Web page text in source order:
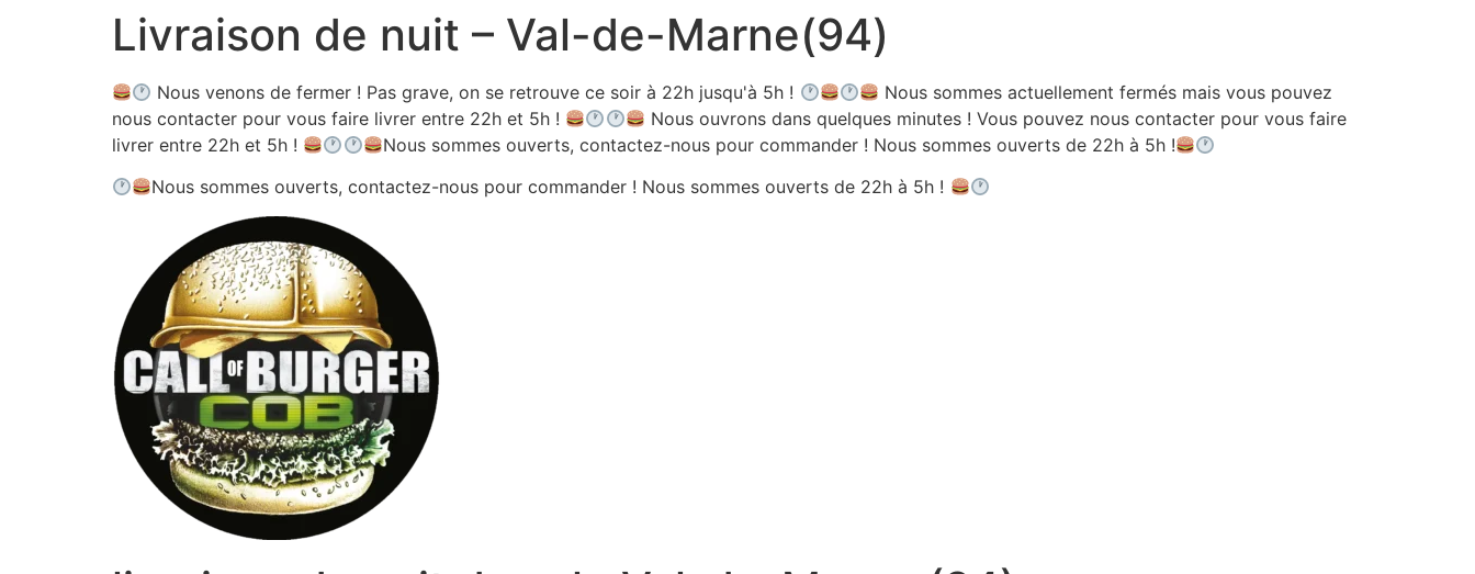
Livraison de nuit – Val-de-Marne(94)
Nous venons de fermer ! Pas grave, on se retrouve ce soir à 22h jusqu'à 5h !
Nous sommes actuellement fermés mais vous pouvez
nous contacter pour vous faire livrer entre 22h et 5h !
Nous ouvrons dans quelques minutes ! Vous pouvez nous contacter pour vous faire
livrer entre 22h et 5h !
Nous sommes ouverts, contactez-nous pour commander ! Nous sommes ouverts de 22h à 5h !
Nous sommes ouverts, contactez-nous pour commander ! Nous sommes ouverts de 22h à 5h !